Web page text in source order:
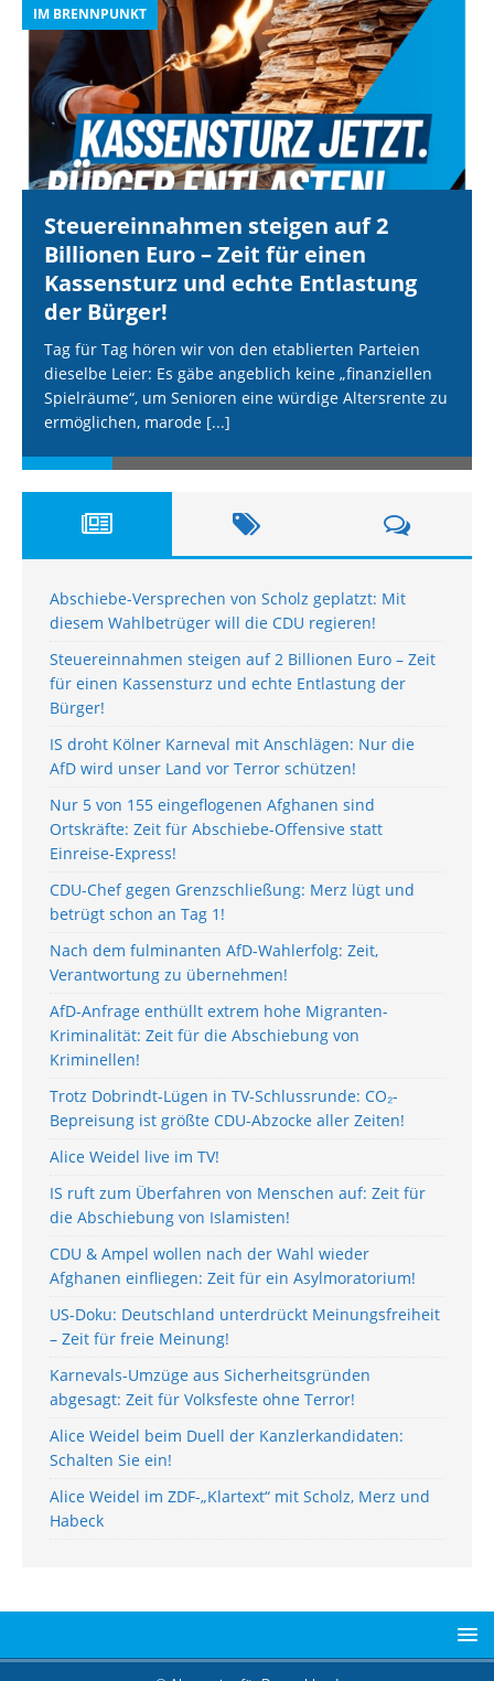
IM BRENNPUNKT
Steuereinnahmen steigen auf 2
Billionen Euro – Zeit für einen
Kassensturz und echte Entlastung
der Bürger!
Tag für Tag hören wir von den etablierten Parteien
dieselbe Leier: Es gäbe angeblich keine „finanziellen
Spielräume“, um Senioren eine würdige Altersrente zu
ermöglichen, marode [...]
Abschiebe-Versprechen von Scholz geplatzt: Mit
diesem Wahlbetrüger will die CDU regieren!
Steuereinnahmen steigen auf 2 Billionen Euro – Zeit
für einen Kassensturz und echte Entlastung der
Bürger!
IS droht Kölner Karneval mit Anschlägen: Nur die
AfD wird unser Land vor Terror schützen!
Nur 5 von 155 eingeflogenen Afghanen sind
Ortskräfte: Zeit für Abschiebe-Offensive statt
Einreise-Express!
CDU-Chef gegen Grenzschließung: Merz lügt und
betrügt schon an Tag 1!
Nach dem fulminanten AfD-Wahlerfolg: Zeit,
Verantwortung zu übernehmen!
AfD-Anfrage enthüllt extrem hohe Migranten-
Kriminalität: Zeit für die Abschiebung von
Kriminellen!
Trotz Dobrindt-Lügen in TV-Schlussrunde: CO₂-
Bepreisung ist größte CDU-Abzocke aller Zeiten!
Alice Weidel live im TV!
IS ruft zum Überfahren von Menschen auf: Zeit für
die Abschiebung von Islamisten!
CDU & Ampel wollen nach der Wahl wieder
Afghanen einfliegen: Zeit für ein Asylmoratorium!
US-Doku: Deutschland unterdrückt Meinungsfreiheit
– Zeit für freie Meinung!
Karnevals-Umzüge aus Sicherheitsgründen
abgesagt: Zeit für Volksfeste ohne Terror!
Alice Weidel beim Duell der Kanzlerkandidaten:
Schalten Sie ein!
Alice Weidel im ZDF-„Klartext“ mit Scholz, Merz und
Habeck